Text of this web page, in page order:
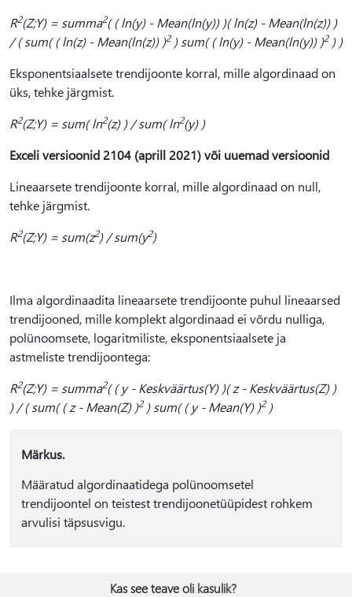
R2(Z;Y) = summa2( ( ln(y) - Mean(ln(y)) )( ln(z) - Mean(ln(z)) )
/ ( sum( ( ln(z) - Mean(ln(z)) )2) sum( ( ln(y) - Mean(ln(y)) )2) )
Eksponentsiaalsete trendijoonte korral, mille algordinaad on
üks, tehke järgmist.
R2(Z;Y) = sum( ln2(z) ) / sum( ln2(y) )
Exceli versioonid 2104 (aprill 2021) või uuemad versioonid
Lineaarsete trendijoonte korral, mille algordinaad on null,
tehke järgmist.
R2(Z;Y) = sum(z2) / sum(y2)
Ilma algordinaadita lineaarsete trendijoonte puhul lineaarsed
trendijooned, mille komplekt algordinaad ei võrdu nulliga,
polünoomsete, logaritmiliste, eksponentsiaalsete ja
astmeliste trendijoontega:
R2(Z;Y) = summa2( ( y - Keskväärtus(Y) )( z - Keskväärtus(Z) )
) / ( sum( ( z - Mean(Z) )2) sum( ( y - Mean(Y) )2)
Märkus.
Määratud algordinaatidega polünoomsetel
trendijoontel on teistest trendijoonetüüpidest rohkem
arvulisi täpsusvigu.
Kas see teave oli kasulik?